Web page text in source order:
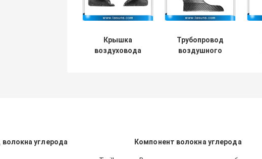
Крышка
воздуховода
Трубопровод
воздушного
волокна углерода Компонент волокна углерода